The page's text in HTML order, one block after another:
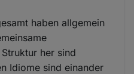
haben allgemein
her sind
Idiome sind einander